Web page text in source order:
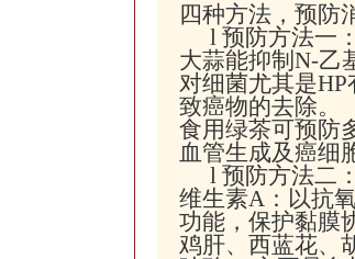
四种方法，预防
l 预防方法一
大蒜能抑制N-乙
对细菌尤其是
致癌物的去除。
食用绿茶可预防
血管生成及癌细
l 预防方法二
维生素A：以抗
功能，保护黏膜
鸡肝、西蓝花、